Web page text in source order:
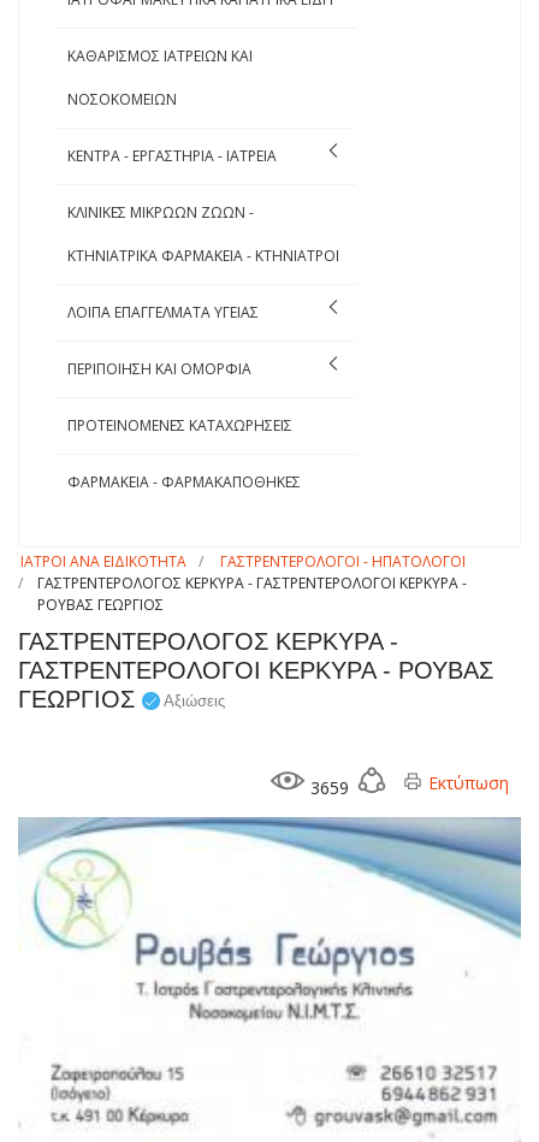
ΚΑΘΑΡΙΣΜΟΣ ΙΑΤΡΕΙΩΝ ΚΑΙ
ΝΟΣΟΚΟΜΕΙΩΝ
ΚΕΝΤΡΑ - ΕΡΓΑΣΤΗΡΙΑ - ΙΑΤΡΕΙΑ
ΚΛΙΝΙΚΕΣ ΜΙΚΡΩΩΝ ΖΩΩΝ -
ΚΤΗΝΙΑΤΡΙΚΑ ΦΑΡΜΑΚΕΙΑ - ΚΤΗΝΙΑΤΡΟΙ
ΛΟΙΠΑ ΕΠΑΓΓΕΛΜΑΤΑ ΥΓΕΙΑΣ
ΠΕΡΙΠΟΙΗΣΗ ΚΑΙ ΟΜΟΡΦΙΑ
ΠΡΟΤΕΙΝΟΜΕΝΕΣ ΚΑΤΑΧΩΡΗΣΕΙΣ
ΦΑΡΜΑΚΕΙΑ - ΦΑΡΜΑΚΑΠΟΘΗΚΕΣ
ΙΑΤΡΟΙ ΑΝΑ ΕΙΔΙΚΟΤΗΤΑ
ΓΑΣΤΡΕΝΤΕΡΟΛΟΓΟΙ - ΗΠΑΤΟΛΟΓΟΙ
ΓΑΣΤΡΕΝΤΕΡΟΛΟΓΟΣ ΚΕΡΚΥΡΑ - ΓΑΣΤΡΕΝΤΕΡΟΛΟΓΟΙ ΚΕΡΚΥΡΑ -
ΡΟΥΒΑΣ ΓΕΩΡΓΙΟΣ
ΓΑΣΤΡΕΝΤΕΡΟΛΟΓΟΣ ΚΕΡΚΥΡΑ -
ΓΑΣΤΡΕΝΤΕΡΟΛΟΓΟΙ ΚΕΡΚΥΡΑ - ΡΟΥΒΑΣ
ΓΕΩΡΓΙΟΣ
Αξιώσεις
3659 Εκτύπωση